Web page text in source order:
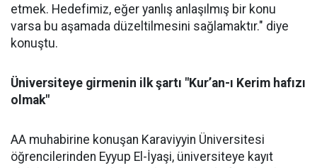
etmek. Hedefimiz, eğer yanlış anlaşılmış bir konu
varsa bu aşamada düzeltilmesini sağlamaktır." diye
konuştu.
Üniversiteye girmenin ilk şartı "Kur’an-ı Kerim hafızı
olmak"
AA muhabirine konuşan Karaviyyin Üniversitesi
öğrencilerinden Eyyup El-İyaşi, üniversiteye kayıt